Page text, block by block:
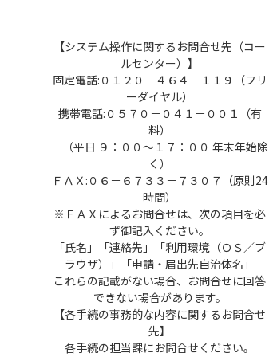
【システム操作に関するお問合せ先（コー
ルセンター）】
固定電話:０１２０－４６４－１１９（フリ
ーダイヤル）
携帯電話:０５７０－０４１－００１（有
料）
（平日 ９：００～１７：００ 年末年始除
く）
ＦＡＸ:０６－６７３３－７３０７（原則24
時間）
※ＦＡＸによるお問合せは、次の項目を必
ず御記入ください。
「氏名」「連絡先」「利用環境（ＯＳ／ブ
ラウザ）」「申請・届出先自治体名」
これらの記載がない場合、お問合せに回答
できない場合があります。
【各手続の事務的な内容に関するお問合せ
先】
各手続の担当課にお問合せください。